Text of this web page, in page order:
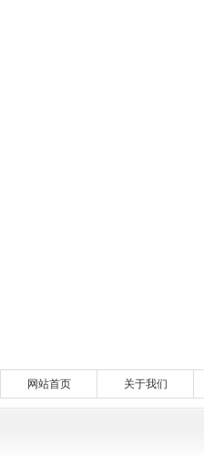
网站首页 关于我们